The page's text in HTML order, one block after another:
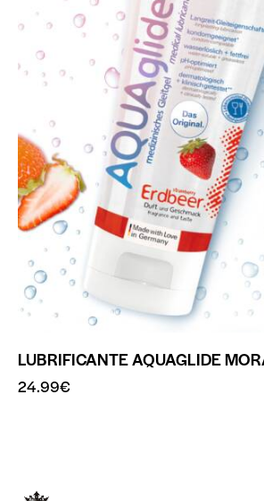
LUBRIFICANTE AQUAGLIDE
24.99€